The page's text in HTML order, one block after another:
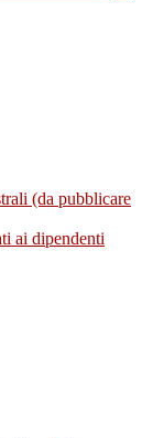
(da pubblicare
ai dipendenti